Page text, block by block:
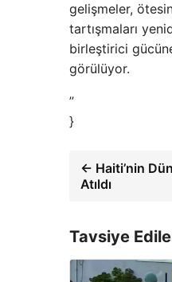
gelişmeler,
tartışmaları
birleştirici
görülüyor.
”
}
← Haiti’nin
Atıldı
Tavsiye